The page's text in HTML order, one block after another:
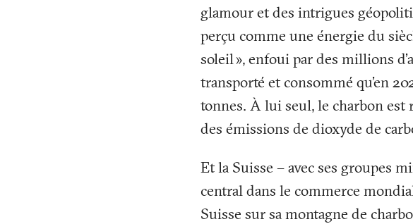
glamour et des intrigues
perçu comme une énergie du
soleil», enfoui par des millions
transporté et consommé qu’en
tonnes. À lui seul, le charbon est
des émissions de dioxyde de
Et la Suisse – avec ses groupes
central dans le commerce
Suisse sur sa montagne de